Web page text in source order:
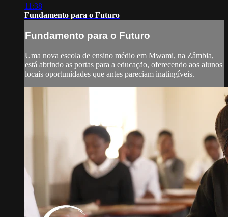
11:38
Fundamento para o Futuro
Fundamento para o Futuro
Uma nova escola de ensino médio em Mwami, na Zâmbia,
está abrindo as portas para a educação, oferecendo aos alunos
locais oportunidades que antes pareciam inatingíveis.